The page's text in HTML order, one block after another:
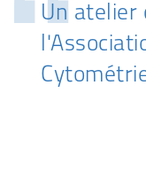
Un atelier